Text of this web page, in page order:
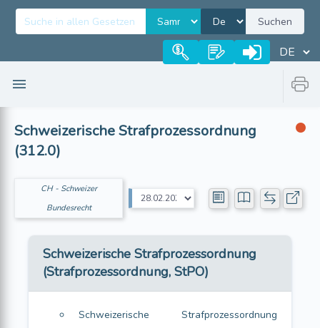
Suchen
Schweizerische Strafprozessordnung
(312.0)
CH - Schweizer
Bundesrecht
Schweizerische Strafprozessordnung
(Strafprozessordnung, StPO)
Schweizerische Strafprozessordnung